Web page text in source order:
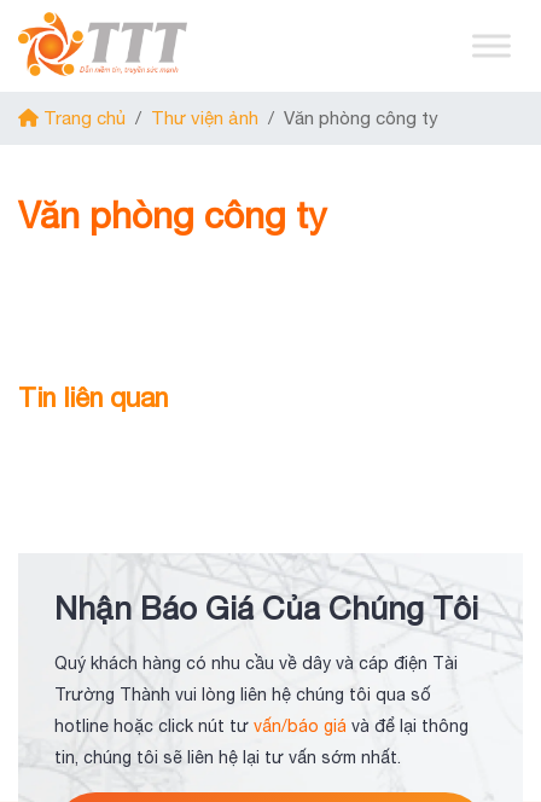
Trang chủ / Thư viện ảnh / Văn phòng công ty
Văn phòng công ty
Tin liên quan
Nhận Báo Giá Của Chúng Tôi
Quý khách hàng có nhu cầu về dây và cáp điện Tài
Trường Thành vui lòng liên hệ chúng tôi qua số
hotline hoặc click nút tư vấn/báo giá và để lại thông
tin, chúng tôi sẽ liên hệ lại tư vấn sớm nhất.